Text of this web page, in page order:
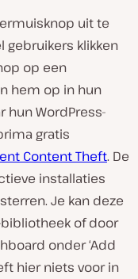
uit te
gebruikers klikken
op een
hem op in hun
hun WordPress-
gratis
Content Theft. De
installaties
Je kan deze
of door
onder ‘Add
hier niets voor in